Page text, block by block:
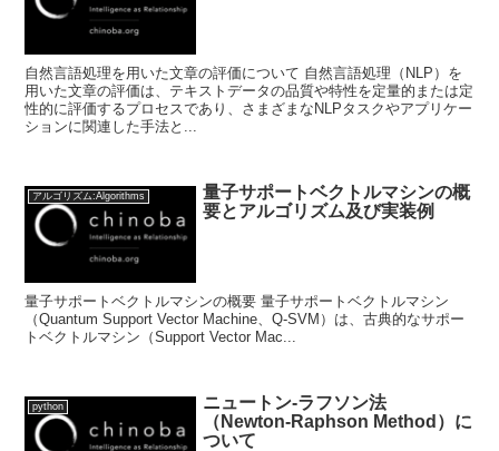
自然言語処理を用いた文章の評価について 自然言語処理（NLP）を
用いた文章の評価は、テキストデータの品質や特性を定量的または定
性的に評価するプロセスであり、さまざまなNLPタスクやアプリケー
ションに関連した手法と...
アルゴリズム:Algorithms
量子サポートベクトルマシンの概
要とアルゴリズム及び実装例
量子サポートベクトルマシンの概要 量子サポートベクトルマシン
（Quantum Support Vector Machine、Q-SVM）は、古典的なサポー
トベクトルマシン（Support Vector Mac...
python
ニュートン-ラフソン法
（Newton-Raphson Method）に
ついて